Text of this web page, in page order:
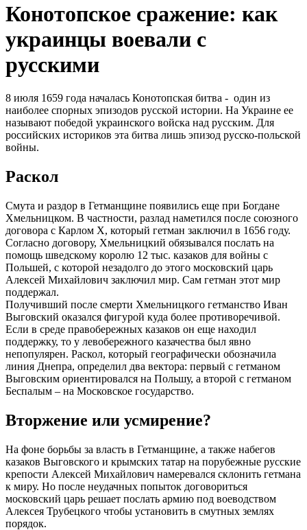
Конотопское сражение: как
украинцы воевали с
русскими
8 июля 1659 года началась Конотопская битва - один из
наиболее спорных эпизодов русской истории. На Украине ее
называют победой украинского войска над русским. Для
российских историков эта битва лишь эпизод русско-польской
войны.
Раскол
Смута и раздор в Гетманщине появились еще при Богдане
Хмельницком. В частности, разлад наметился после союзного
договора с Карлом X, который гетман заключил в 1656 году.
Согласно договору, Хмельницкий обязывался послать на
помощь шведскому королю 12 тыс. казаков для войны с
Польшей, с которой незадолго до этого московский царь
Алексей Михайлович заключил мир. Сам гетман этот мир
поддержал.
Получивший после смерти Хмельницкого гетманство Иван
Выговский оказался фигурой куда более противоречивой.
Если в среде правобережных казаков он еще находил
поддержку, то у левобережного казачества был явно
непопулярен. Раскол, который географически обозначила
линия Днепра, определил два вектора: первый с гетманом
Выговским ориентировался на Польшу, а второй с гетманом
Беспалым – на Московское государство.
Вторжение или усмирение?
На фоне борьбы за власть в Гетманщине, а также набегов
казаков Выговского и крымских татар на порубежные русские
крепости Алексей Михайлович намеревался склонить гетмана
к миру. Но после неудачных попыток договориться
московский царь решает послать армию под воеводством
Алексея Трубецкого чтобы установить в смутных землях
порядок.